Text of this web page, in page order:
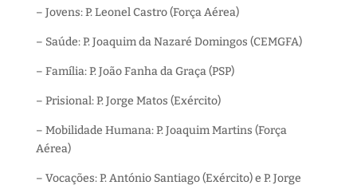
– Jovens: P. Leonel Castro (Força Aérea)
– Saúde: P. Joaquim da Nazaré Domingos (CEMGFA)
– Família: P. João Fanha da Graça (PSP)
– Prisional: P. Jorge Matos (Exército)
– Mobilidade Humana: P. Joaquim Martins (Força
Aérea)
– Vocações: P. António Santiago (Exército) e P. Jorge